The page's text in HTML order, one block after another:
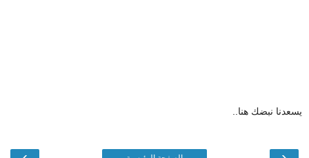
يسعدنا نبضك هنا..